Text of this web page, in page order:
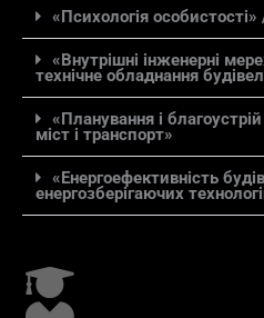
«Психологія
«Внутрішні інженерні
технічне обладнання
«Планування і
міст і транспорт»
«Енергоефективність
енергозберігаючих